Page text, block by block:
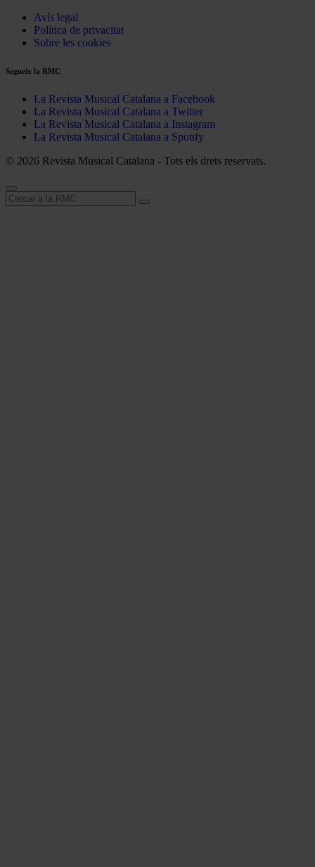
Avís legal
Política de privacitat
Sobre les cookies
Segueix la RMC
La Revista Musical Catalana a Facebook
La Revista Musical Catalana a Twitter
La Revista Musical Catalana a Instagram
La Revista Musical Catalana a Spotify
© 2026 Revista Musical Catalana - Tots els drets reservats.
Cerca